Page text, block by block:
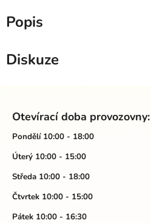
Popis
Diskuze
Otevírací doba provozovny:
Pondělí 10:00 - 18:00
Úterý 10:00 - 15:00
Středa 10:00 - 18:00
Čtvrtek 10:00 - 15:00
Pátek 10:00 - 16:30